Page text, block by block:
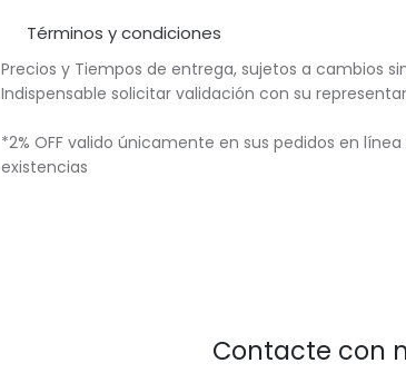
Términos y condiciones
Precios y Tiempos de entrega, sujetos a cambios
Indispensable solicitar validación con su
*2% OFF valido únicamente en sus pedidos en
existencias
Contacte con